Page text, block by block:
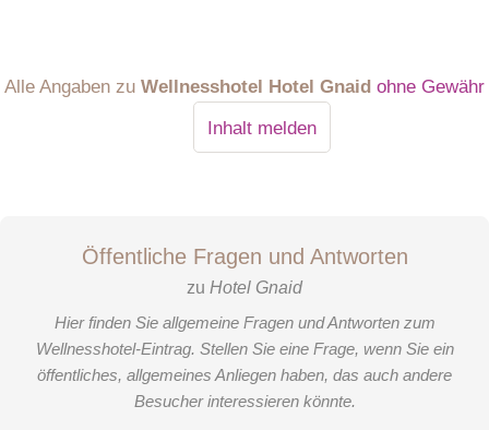
Alle Angaben zuWellnesshotel Hotel Gnaid ohne Gewähr
Inhalt melden
Öffentliche Fragen und Antworten
zu Hotel Gnaid
Hier finden Sie allgemeine Fragen und Antworten zum
Wellnesshotel-Eintrag. Stellen Sie eine Frage, wenn Sie ein
öffentliches, allgemeines Anliegen haben, das auch andere
Besucher interessieren könnte.